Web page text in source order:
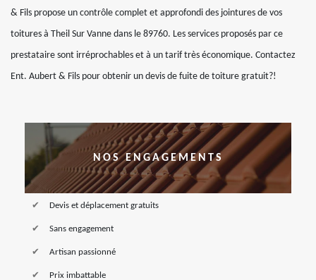
& Fils propose un contrôle complet et approfondi des jointures de vos
toitures à Theil Sur Vanne dans le 89760. Les services proposés par ce
prestataire sont irréprochables et à un tarif très économique. Contactez
Ent. Aubert & Fils pour obtenir un devis de fuite de toiture gratuit?!
NOS ENGAGEMENTS
Devis et déplacement gratuits
Sans engagement
Artisan passionné
Prix imbattable